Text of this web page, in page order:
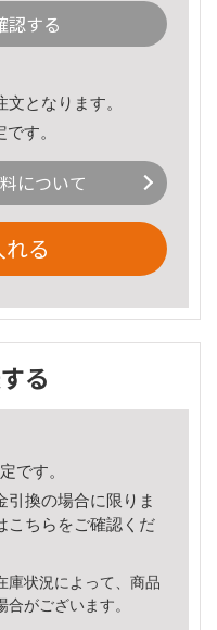
認する
となります。
す。
について
る
る
です。
引換の場合に限りま
こちら をご確認くだ
状況によって、商品
がございます。